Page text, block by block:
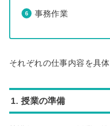
事務作業
それぞれの仕事内容を具
1. 授業の準備